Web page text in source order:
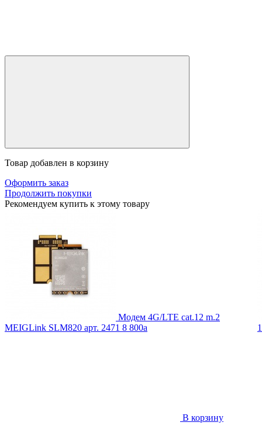
Товар добавлен в корзину
Оформить заказ
Продолжить покупки
Рекомендуем купить к этому товару
Модем 4G/LTE cat.12 m.2
MEIGLink SLM820 арт. 2471 8 800a
В корзину